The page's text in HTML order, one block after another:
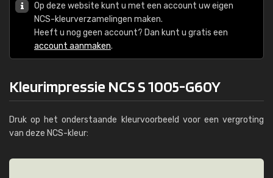
Op deze website kunt u met een account uw eigen
NCS-kleurverzamelingen maken.
Heeft u nog geen account? Dan kunt u gratis een
account aanmaken.
Kleurimpressie NCS S 1005-G60Y
Druk op het onderstaande kleurvoorbeeld voor een vergroting
van deze NCS-kleur: